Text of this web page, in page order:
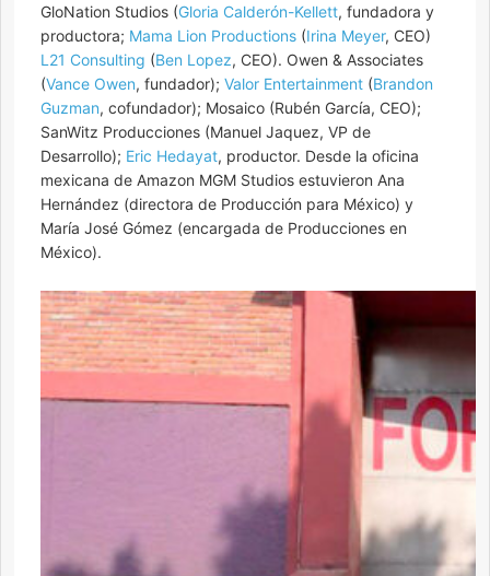
GloNation Studios (Gloria Calderón-Kellett, fundadora y
productora; Mama Lion Productions (Irina Meyer, CEO)
L21 Consulting (Ben Lopez, CEO). Owen & Associates
(Vance Owen, fundador); Valor Entertainment (Brandon
Guzman, cofundador); Mosaico (Rubén García, CEO);
SanWitz Producciones (Manuel Jaquez, VP de
Desarrollo); Eric Hedayat, productor. Desde la oficina
mexicana de Amazon MGM Studios estuvieron Ana
Hernández (directora de Producción para México) y
María José Gómez (encargada de Producciones en
México).